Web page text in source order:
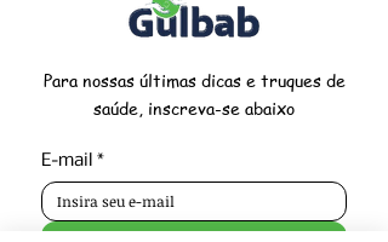
Para nossas últimas dicas e truques de
saúde, inscreva-se abaixo
E-mail *